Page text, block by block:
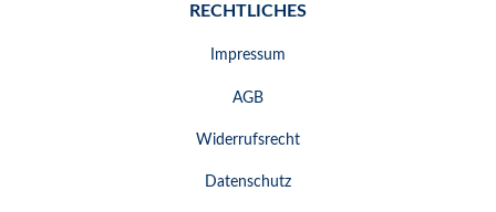
RECHTLICHES
Impressum
AGB
Widerrufsrecht
Datenschutz